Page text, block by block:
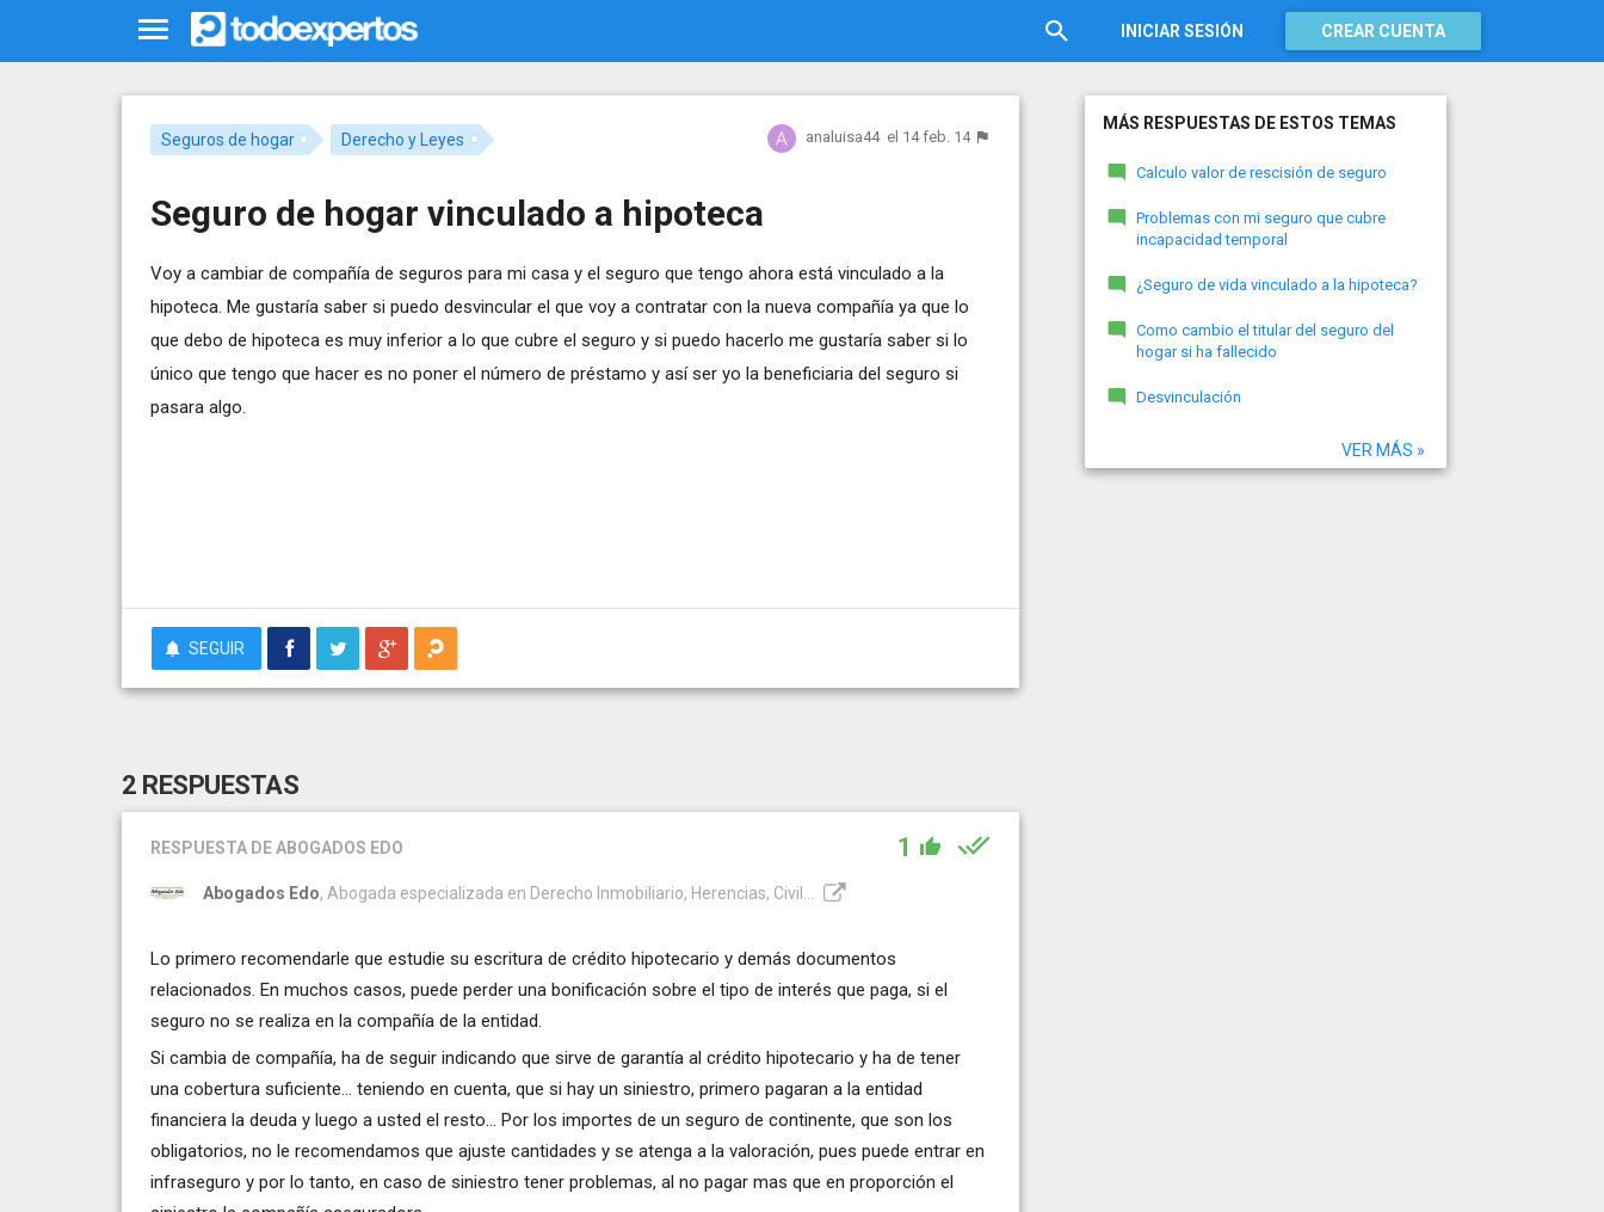
INICIAR SESIÓN CREAR CUENTA
Seguros de hogar Derecho y Leyes analuisa44 el 14 feb. 14
Seguro de hogar vinculado a hipoteca
Voy a cambiar de compañía de seguros para mi casa y el seguro que tengo ahora está vinculado a la
hipoteca. Me gustaría saber si puedo desvincular el que voy a contratar con la nueva compañía ya que lo
que debo de hipoteca es muy inferior a lo que cubre el seguro y si puedo hacerlo me gustaría saber si lo
único que tengo que hacer es no poner el número de préstamo y así ser yo la beneficiaria del seguro si
pasara algo.
SEGUIR
2 RESPUESTAS
RESPUESTA DE ABOGADOS EDO 1
Abogados Edo, Abogada especializada en Derecho Inmobiliario, Herencias, Civil...
Lo primero recomendarle que estudie su escritura de crédito hipotecario y demás documentos
relacionados. En muchos casos, puede perder una bonificación sobre el tipo de interés que paga, si el
seguro no se realiza en la compañía de la entidad.
Si cambia de compañía, ha de seguir indicando que sirve de garantía al crédito hipotecario y ha de tener
una cobertura suficiente... teniendo en cuenta, que si hay un siniestro, primero pagaran a la entidad
financiera la deuda y luego a usted el resto... Por los importes de un seguro de continente, que son los
obligatorios, no le recomendamos que ajuste cantidades y se atenga a la valoración, pues puede entrar en
infraseguro y por lo tanto, en caso de siniestro tener problemas, al no pagar mas que en proporción el
MÁS RESPUESTAS DE ESTOS TEMAS
Calculo valor de rescisión de seguro
Problemas con mi seguro que cubre
incapacidad temporal
¿Seguro de vida vinculado a la hipoteca?
Como cambio el titular del seguro del
hogar si ha fallecido
Desvinculación
VER MÁS »